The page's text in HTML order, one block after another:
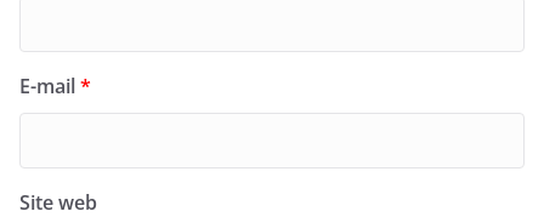
E-mail*
Site web